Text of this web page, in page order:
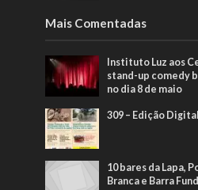
Mais Comentadas
Instituto Luz aos
stand-up comedy
no dia 8 de maio
309 – Edição Digital
10 bares da Lapa,
Branca e Barra